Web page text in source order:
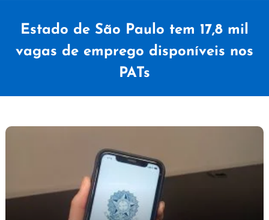
Estado de São Paulo tem 17,8 mil
vagas de emprego disponíveis nos
PATs